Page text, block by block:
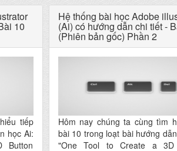
10
tiếp
học Ai:
Button
Hệ thống bài học Adobe
(Ai) có hướng dẫn chi tiết -
(Phiên bản gốc) Phần 2
Hôm nay chúng ta cùng tìm
bài 10 trong loạt bài hướng
"One Tool to Create a 3D